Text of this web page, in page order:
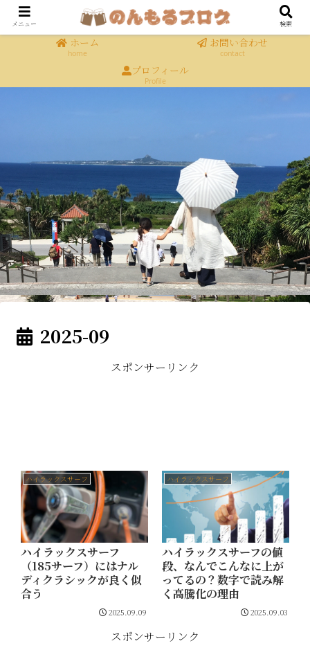
ホーム
home
お問い合わせ
contact
プロフィール
Profile
2025-09
スポンサーリンク
ハイラックスサーフ
ハイラックスサーフ
（185サーフ）にはナル
ディクラシックが良く似
合う
2025.09.09
ハイラックスサーフ
ハイラックスサーフの値
段、なんでこんなに上が
ってるの？数字で読み解
く高騰化の理由
2025.09.03
スポンサーリンク
メニュー 検索